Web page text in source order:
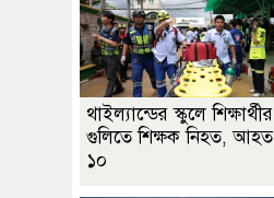
থাইল্যান্ডের স্কুলে শিক্ষার্থীর
গুলিতে শিক্ষক নিহত, আহত
১০